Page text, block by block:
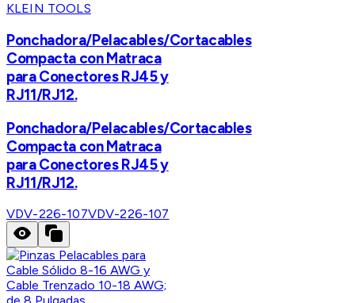
KLEIN TOOLS
Ponchadora/Pelacables/Cortacables
Compacta con Matraca
para Conectores RJ45 y
RJ11/RJ12.
Ponchadora/Pelacables/Cortacables
Compacta con Matraca
para Conectores RJ45 y
RJ11/RJ12.
VDV-226-107VDV-226-107